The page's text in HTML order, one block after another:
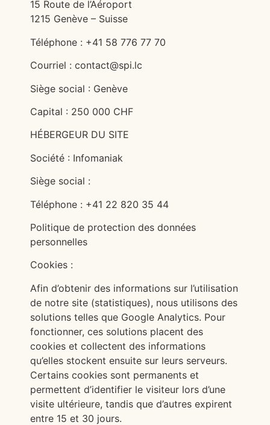
15 Route de l’Aéroport
1215 Genève – Suisse
Téléphone : +41 58 776 77 70
Courriel : contact@spi.lc
Siège social : Genève
Capital : 250 000 CHF
HÉBERGEUR DU SITE
Société : Infomaniak
Siège social :
Téléphone : +41 22 820 35 44
Politique de protection des données
personnelles
Cookies :
Afin d’obtenir des informations sur l’utilisation
de notre site (statistiques), nous utilisons des
solutions telles que Google Analytics. Pour
fonctionner, ces solutions placent des
cookies et collectent des informations
qu’elles stockent ensuite sur leurs serveurs.
Certains cookies sont permanents et
permettent d’identifier le visiteur lors d’une
visite ultérieure, tandis que d’autres expirent
entre 15 et 30 jours.